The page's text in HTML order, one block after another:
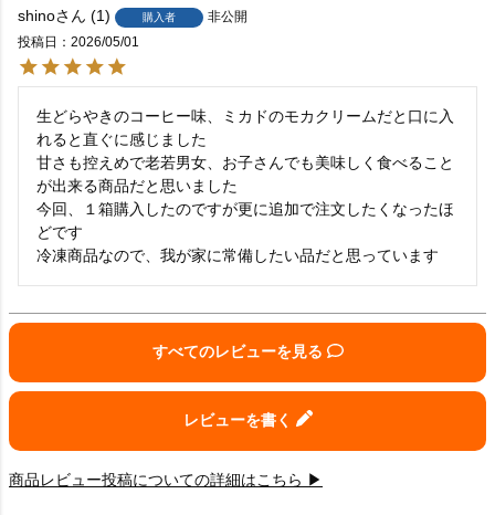
shino 1 購入者
非公開
投稿日
2026/05/01
生どらやきのコーヒー味、ミカドのモカクリームだと口に入
れると直ぐに感じました
甘さも控えめで老若男女、お子さんでも美味しく食べること
が出来る商品だと思いました
今回、１箱購入したのですが更に追加で注文したくなったほ
どです
冷凍商品なので、我が家に常備したい品だと思っています
すべてのレビューを見る
レビューを書く
商品レビュー投稿についての詳細はこちら ▶